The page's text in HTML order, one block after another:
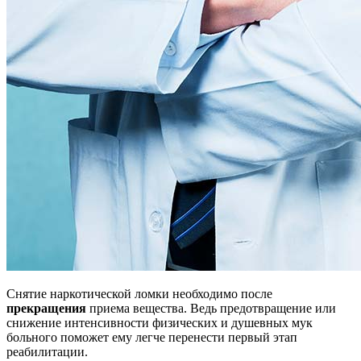
Снятие наркотической ломки необходимо после
прекращения приема вещества. Ведь предотвращение или
снижение интенсивности физических и душевных мук
больного поможет ему легче перенести первый этап
реабилитации.